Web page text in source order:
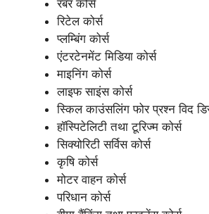
रबर कोर्स
रिटेल कोर्स
प्लम्बिंग कोर्स
एंटरटेनमेंट मिडिया कोर्स
माइनिंग कोर्स
लाइफ साइंस कोर्स
स्किल काउंसलिंग फोर प्रश्न विद
हॉस्पिटेलिटी तथा टूरिज्म कोर्स
सिक्योरिटी सर्विस कोर्स
कृषि कोर्स
मोटर वाहन कोर्स
परिधान कोर्स